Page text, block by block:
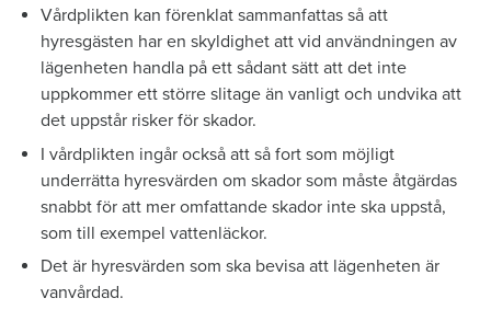
Vårdplikten kan förenklat sammanfattas så att
hyresgästen har en skyldighet att vid användningen av
lägenheten handla på ett sådant sätt att det inte
uppkommer ett större slitage än vanligt och undvika att
det uppstår risker för skador.
I vårdplikten ingår också att så fort som möjligt
underrätta hyresvärden om skador som måste åtgärdas
snabbt för att mer omfattande skador inte ska uppstå,
som till exempel vattenläckor.
Det är hyresvärden som ska bevisa att lägenheten är
vanvårdad.